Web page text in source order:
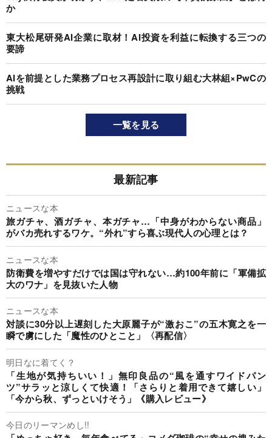
か
東大松尾研発AI企業に取材！AI投資を利益に転換する三つの
要諦
AIを前提とした業務プロセス再設計に取り組む大林組×PwCの
挑戦
一覧を見る
最新記事
ニュースな本
旅ガチャ、酒ガチャ、本ガチャ…「中身がわからない商品」
がバカ売れするワケ。“外れ”すら喜ぶ現代人の心理とは？
ニュースな本
防衛費を増やすだけでは国は守れない…約100年前に「軍備拡
大のワナ」を見抜いた人物
ニュースな本
対談に30分以上遅刻した大原麗子が“激おこ”の五木寛之を一
瞬で虜にした「魔性のひとこと」〈再配信〉
明日なに着てく？
「生地が気持ちいい！」無印良品の“風を通すワイドパン
ツ”サラッと涼しくて快適！「さらりと着用できて嬉しい」
「今から秋、ずっといけそう」《購入レビュー》
今日のリーマンめし!!